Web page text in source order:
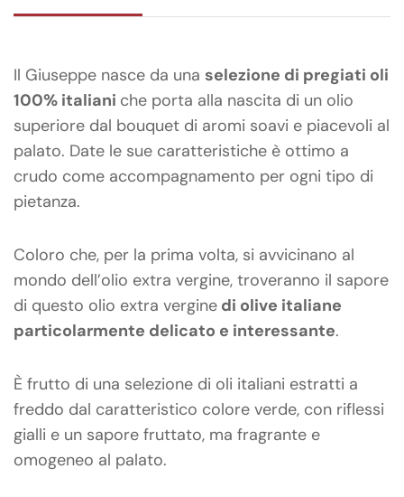
Il Giuseppe nasce da una selezione di pregiati oli
100% italiani che porta alla nascita di un olio
superiore dal bouquet di aromi soavi e piacevoli al
palato. Date le sue caratteristiche è ottimo a
crudo come accompagnamento per ogni tipo di
pietanza.
Coloro che, per la prima volta, si avvicinano al
mondo dell’olio extra vergine, troveranno il sapore
di questo olio extra vergine di olive italiane
particolarmente delicato e interessante.
È frutto di una selezione di oli italiani estratti a
freddo dal caratteristico colore verde, con riflessi
gialli e un sapore fruttato, ma fragrante e
omogeneo al palato.